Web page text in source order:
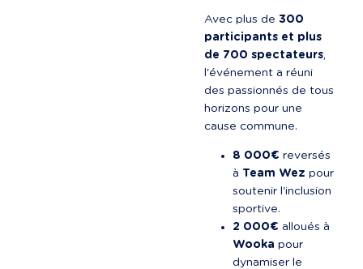
Avec plus de 300
participants et plus
de 700 spectateurs,
l'événement a réuni
des passionnés de tous
horizons pour une
cause commune.
8 000€ reversés
à Team Wez pour
soutenir l'inclusion
sportive.
2 000€ alloués à
Wooka pour
dynamiser le